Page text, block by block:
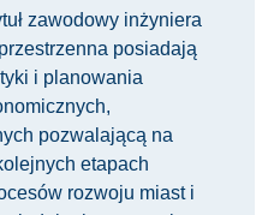
zawodowy inżyniera
posiadają
i planowania
pozwalającą na
etapach
rozwoju miast i